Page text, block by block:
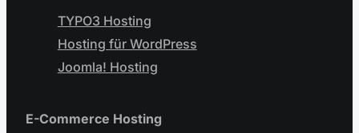
TYPO3 Hosting
Hosting für WordPress
Joomla! Hosting
E-Commerce Hosting